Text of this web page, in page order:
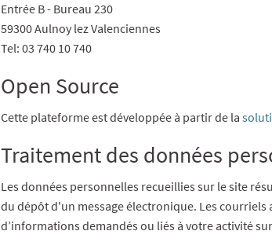
Entrée B - Bureau 230
59300 Aulnoy lez Valenciennes
Tel: 03 740 10 740
Open Source
Cette plateforme est développée à partir de la
Traitement des données
Les données personnelles recueillies sur le site
du dépôt d'un message électronique. Les courriels
d’informations demandés ou liés à votre activité